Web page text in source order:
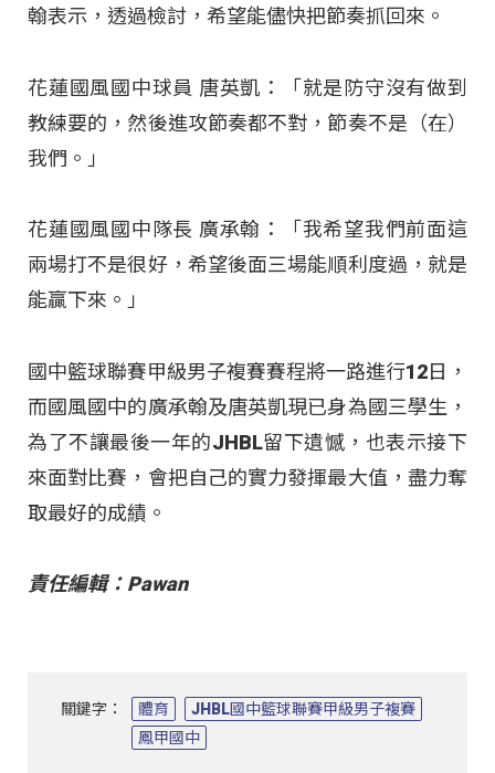
翰表示，透過檢討，希望能儘快把節奏抓回來。
花蓮國風國中球員 唐英凱：「就是防守沒有做到
教練要的，然後進攻節奏都不對，節奏不是（在）
我們。」
花蓮國風國中隊長 廣承翰：「我希望我們前面這
兩場打不是很好，希望後面三場能順利度過，就是
能贏下來。」
國中籃球聯賽甲級男子複賽賽程將一路進行12日，
而國風國中的廣承翰及唐英凱現已身為國三學生，
為了不讓最後一年的JHBL留下遺憾，也表示接下
來面對比賽，會把自己的實力發揮最大值，盡力奪
取最好的成績。
責任編輯：Pawan
關鍵字： 體育
JHBL國中籃球聯賽甲級男子複賽
鳳甲國中